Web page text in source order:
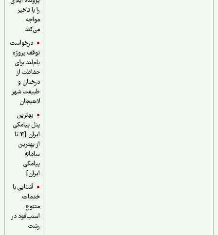
را با تاخیر
درخواست
توقف پروژه
بام‌لند برای
حفاظت از
درختان و
طبیعت شهر
لاهیجان
بهترین
پنل پیامکی
ایران [4 تا
از بهترین
سامانه
پیامکی
آشنایی با
خدمات
اسنپ‌فود در